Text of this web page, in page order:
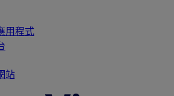
用程式
站